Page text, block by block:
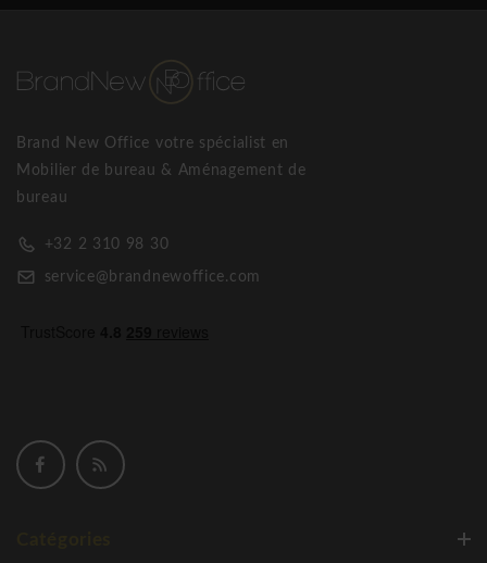
Brand New Office votre spécialist en
Mobilier de bureau & Aménagement de
bureau
+32 2 310 98 30
service@brandnewoffice.com